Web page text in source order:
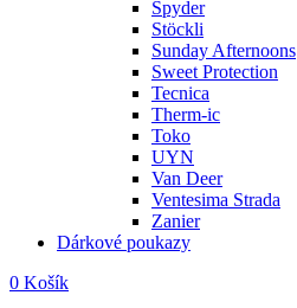
Spyder
Stöckli
Sunday Afternoons
Sweet Protection
Tecnica
Therm-ic
Toko
UYN
Van Deer
Ventesima Strada
Zanier
Dárkové poukazy
0 Košík